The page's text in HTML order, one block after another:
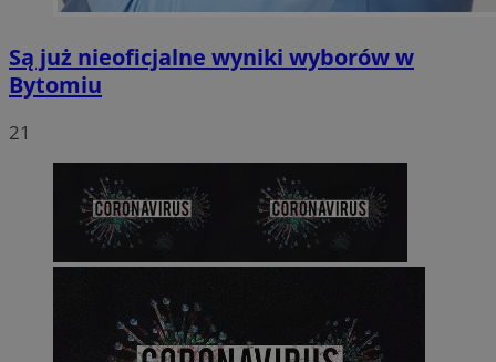
Są już nieoficjalne wyniki wyborów w
Bytomiu
21